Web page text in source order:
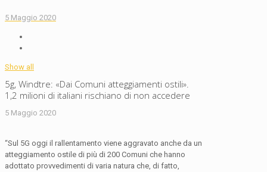
5 Maggio 2020
Show all
5g, Windtre: «Dai Comuni atteggiamenti ostili».
1,2 milioni di italiani rischiano di non accedere
5 Maggio 2020
“Sul 5G oggi il rallentamento viene aggravato anche da un
atteggiamento ostile di più di 200 Comuni che hanno
adottato provvedimenti di varia natura che, di fatto,